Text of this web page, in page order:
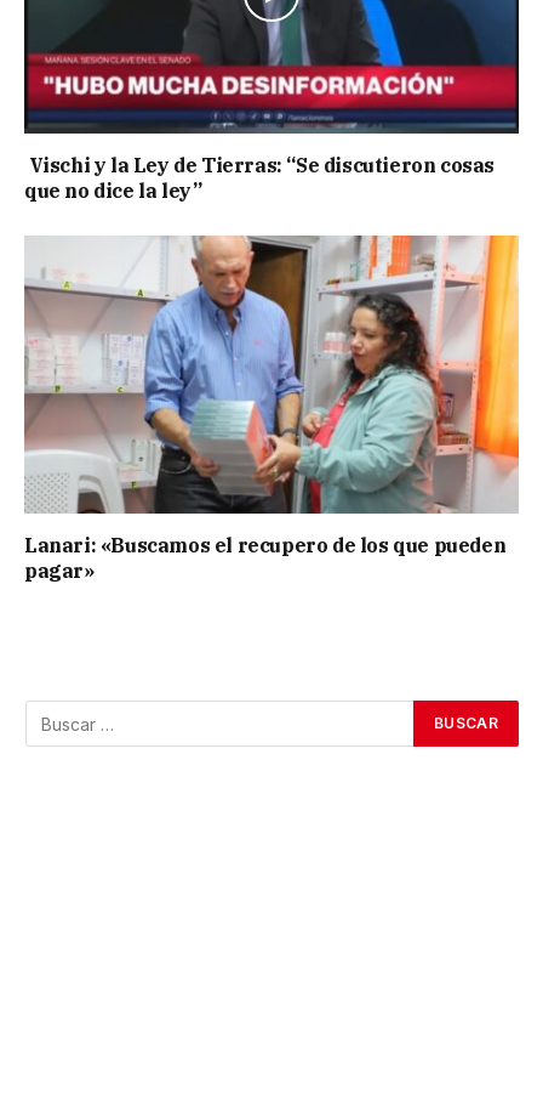
Vischi y la Ley de Tierras: “Se discutieron cosas
que no dice la ley”
Lanari: «Buscamos el recupero de los que pueden
pagar»